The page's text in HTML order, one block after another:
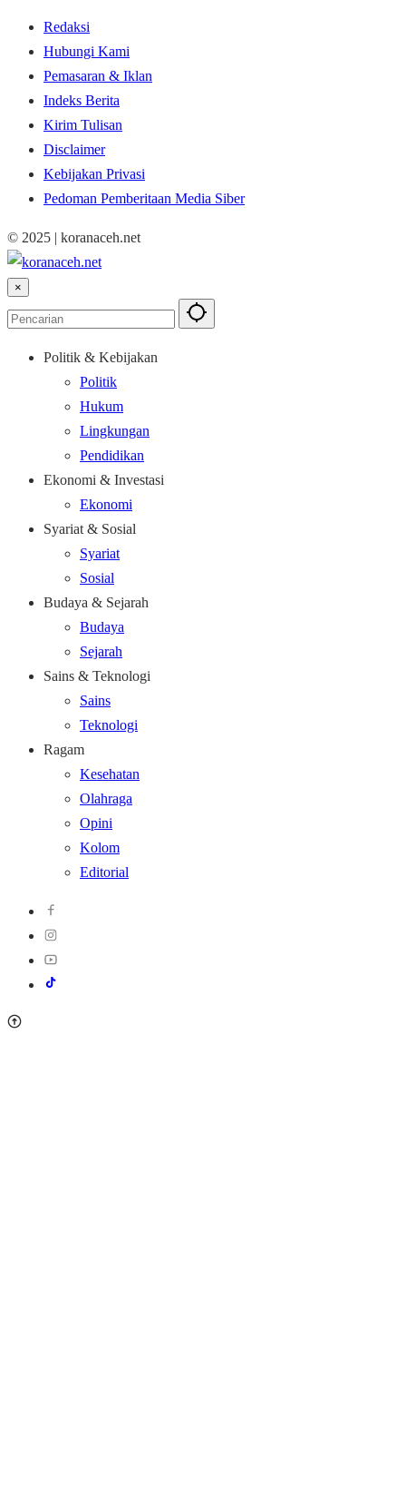
Redaksi
Hubungi Kami
Pemasaran & Iklan
Indeks Berita
Kirim Tulisan
Disclaimer
Kebijakan Privasi
Pedoman Pemberitaan Media Siber
© 2025 | koranaceh.net
×
Politik & Kebijakan
Politik
Hukum
Lingkungan
Pendidikan
Ekonomi & Investasi
Ekonomi
Syariat & Sosial
Syariat
Sosial
Budaya & Sejarah
Budaya
Sejarah
Sains & Teknologi
Sains
Teknologi
Ragam
Kesehatan
Olahraga
Opini
Kolom
Editorial